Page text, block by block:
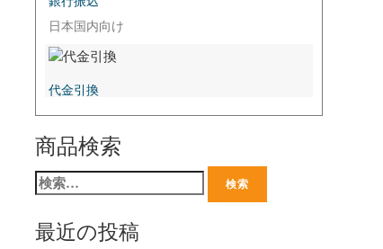
日本国内向け
代金引換
商品検索
最近の投稿